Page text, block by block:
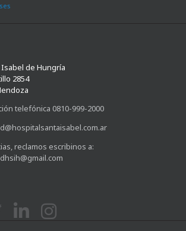
de Hungría
2854
telefónica 0810-999-2000
reclamos escribinos a: